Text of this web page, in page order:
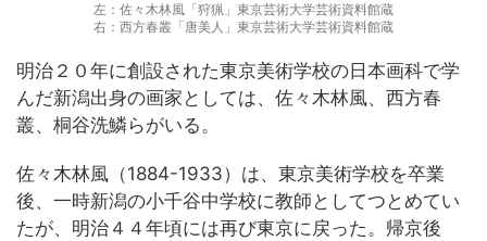
左：佐々木林風「狩猟」東京芸術大学芸術資料館蔵
右：西方春叢「唐美人」東京芸術大学芸術資料館蔵
明治２０年に創設された東京美術学校の日本画科で学
んだ新潟出身の画家としては、佐々木林風、西方春
叢、桐谷洗鱗らがいる。
佐々木林風（1884-1933）は、東京美術学校を卒業
後、一時新潟の小千谷中学校に教師としてつとめてい
たが、明治４４年頃には再び東京に戻った。帰京後